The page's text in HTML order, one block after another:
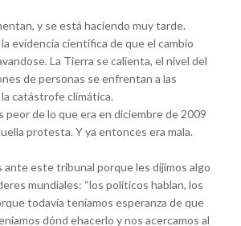
y se está haciendo muy tarde.
evidencia científica de que el cambio
La Tierra se calienta, el nivel del
de personas se enfrentan a las
catástrofe climática.
peor de lo que era en diciembre de 2009
protesta. Y ya entonces era mala.
ante este tribunal porque les dijimos algo
mundiales: “los políticos hablan, los
todavía teníamos esperanza de que
dónd ehacerlo y nos acercamos al